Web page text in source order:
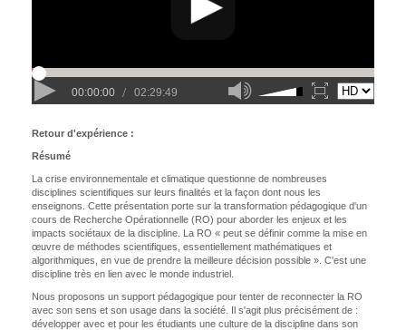
Retour d'expérience :
Résumé
La crise environnementale et climatique questionne de nombreuses
disciplines scientifiques sur leurs finalités et la façon dont nous les
enseignons. Cette présentation porte sur la transformation pédagogique d'un
cours de Recherche Opérationnelle (RO) pour aborder les enjeux et les
impacts sociétaux de la discipline. La RO « peut se définir comme la mise en
œuvre de méthodes scientifiques, essentiellement mathématiques et
algorithmiques, en vue de prendre la meilleure décision possible ». C'est une
discipline très en lien avec le monde industriel.
Nous proposons un support pédagogique pour tenter de reconnecter la RO
avec son sens et son usage dans la société. Il s'agit plus précisément de :
développer avec et pour les étudiants une culture de la discipline dans son